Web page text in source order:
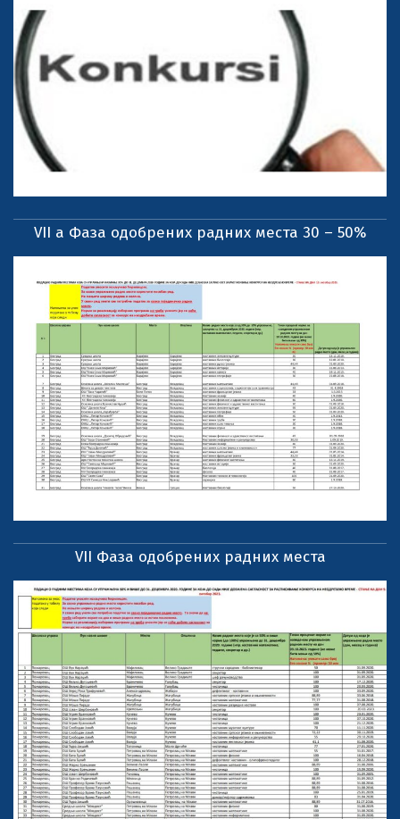
VII a Фаза одобрених радних места 30 – 50%
VII Фаза одобрених радних места